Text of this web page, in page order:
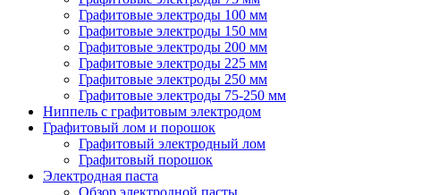
Графитовые электроды 100 мм
Графитовые электроды 150 мм
Графитовые электроды 200 мм
Графитовые электроды 225 мм
Графитовые электроды 250 мм
Графитовые электроды 75-250 мм
Ниппель с графитовым электродом
Графитовый лом и порошок
Графитовый электродный лом
Графитовый порошок
Электродная паста
Обзор электродной пасты